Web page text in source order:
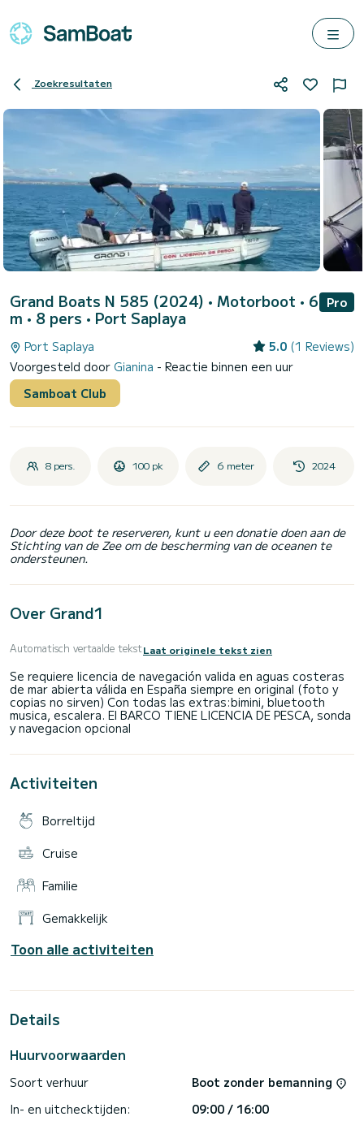
Zoekresultaten
Grand Boats N 585 (2024) • Motorboot • 6
m • 8 pers • Port Saplaya
Pro
Port Saplaya 5.0 (1 Reviews)
Voorgesteld door Gianina - Reactie binnen een uur
Samboat Club
8 pers. 100 pk 6 meter 2024
Door deze boot te reserveren, kunt u een donatie doen aan de
Stichting van de Zee om de bescherming van de oceanen te
ondersteunen.
Over Grand1
Automatisch vertaalde tekstLaat originele tekst zien
Se requiere licencia de navegación valida en aguas costeras
de mar abierta válida en España siempre en original (foto y
copias no sirven) Con todas las extras:bimini, bluetooth
musica, escalera. El BARCO TIENE LICENCIA DE PESCA, sonda
Activiteiten
Borreltijd
Cruise
Familie
Gemakkelijk
Toon alle activiteiten
Details
Huurvoorwaarden
Soort verhuur
Boot zonder bemanning
In- en uitchecktijden:
09:00 / 16:00